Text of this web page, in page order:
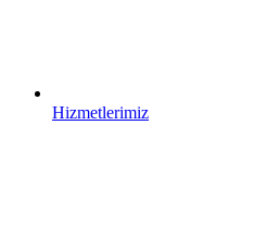
Hizmetlerimiz